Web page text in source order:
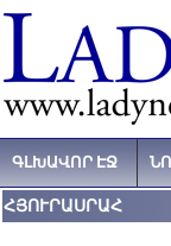
ԳԼԽԱՎՈՐ ԷՋ
ՀՅՈՒՐԱՍՐԱՀ